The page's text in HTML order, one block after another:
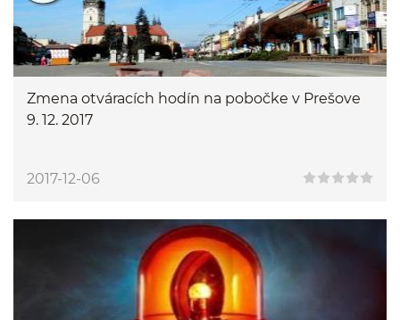
Zmena otváracích hodín na pobočke v Prešove
9. 12. 2017
2017-12-06